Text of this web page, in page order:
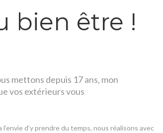
bien être !
mettons depuis 17 ans, mon
vos extérieurs vous
d’y prendre du temps, nous réalisons avec